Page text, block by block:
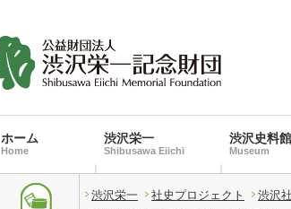
ホーム
Home
渋沢栄一
Shibusawa Eiichi
渋沢史料館
Museum
渋沢栄一 社史プロジェクト 渋沢